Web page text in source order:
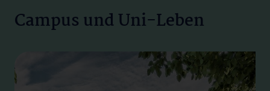
Campus und Uni-Leben